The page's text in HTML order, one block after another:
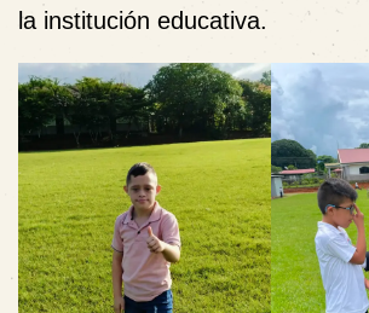
la institución educativa.